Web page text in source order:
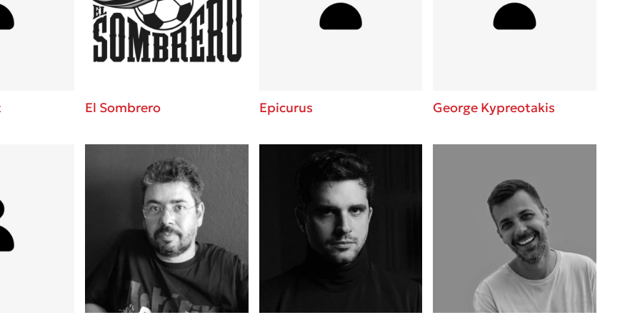
3 βιβλία που μπορείς να διαβάσεις σε
μια μέρα!
Εύκολη συνταγή για chicken BBQ pizza
παύση σε μετωπική σύγκρουση με τη
Πάνω, κάτω, μπροστά, πίσω; Κάνε το
τεστ και ανακάλυψε την τάση σου!
El Sombrero Epicurus George Kypreotakis